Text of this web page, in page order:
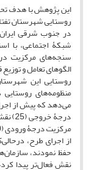
این پژوهش با هدف
روستایی شهرستان
در جنوب شرقی
شبکۀ اجتماعی، با
سنجه‌های مرکزیت
الگوهای تعامل و
روستایی این
می‌دهد که پیش از
درجۀ
از اجرای طرح،
حفظ نمودند،
نقش فعال‌تر پیدا